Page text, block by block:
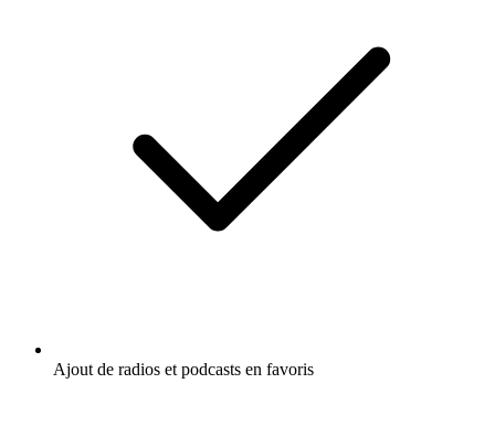
Ajout de radios et podcasts en favoris